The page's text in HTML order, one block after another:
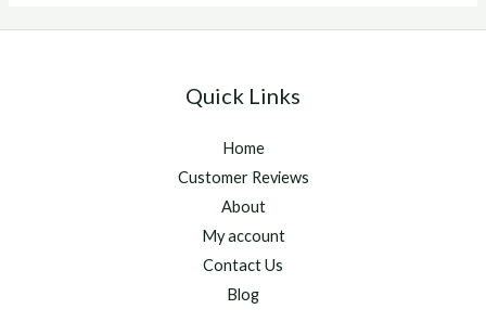
Quick Links
Home
Customer Reviews
About
My account
Contact Us
Blog